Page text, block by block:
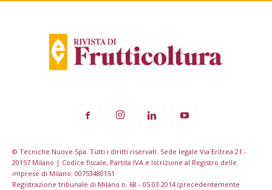
© Tecniche Nuove Spa. Tutti i diritti riservati. Sede legale Via Eritrea 21 -
20157 Milano | Codice fiscale, Partita IVA e Iscrizione al Registro delle
imprese di Milano: 00753480151
Registrazione tribunale di Milano n. 68 - 05.03.2014 (precedentemente